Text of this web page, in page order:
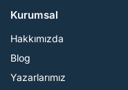
Kurumsal
Hakkımızda
Blog
Yazarlarımız